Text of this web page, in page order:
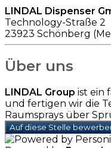
LINDAL Dispenser
Technology-Straße 2
23923 Schönberg
Über uns
LINDAL Group ist ein
und fertigen wir die
Raumsprays über
Auf diese Stelle